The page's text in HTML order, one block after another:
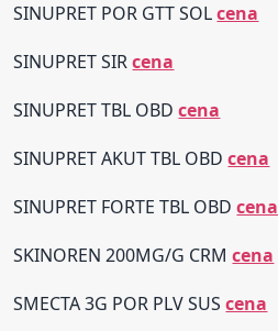
SINUPRET POR GTT SOLcena
SINUPRET SIRcena
SINUPRET TBL OBDcena
SINUPRET AKUT TBL OBDcena
SINUPRET FORTE TBL OBDcena
SKINOREN 200MG/G CRMcena
SMECTA 3G POR PLV SUScena